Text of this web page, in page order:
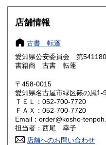
滋賀県 700円
大阪府
奈良県
鳥取県
岡山県 810円
山口県 810円
香川県
店舗情報
古書 転蓬
愛知県公安委員会 第
書籍商 古書 転蓬
〒458-0015
愛知県名古屋市緑区篠の風1-
ＴＥＬ：052-700-7720
ＦＡＸ：052-700-7720
Email：order@kosho-
担当者：西尾 幸子
店舗へのお問い合わせ